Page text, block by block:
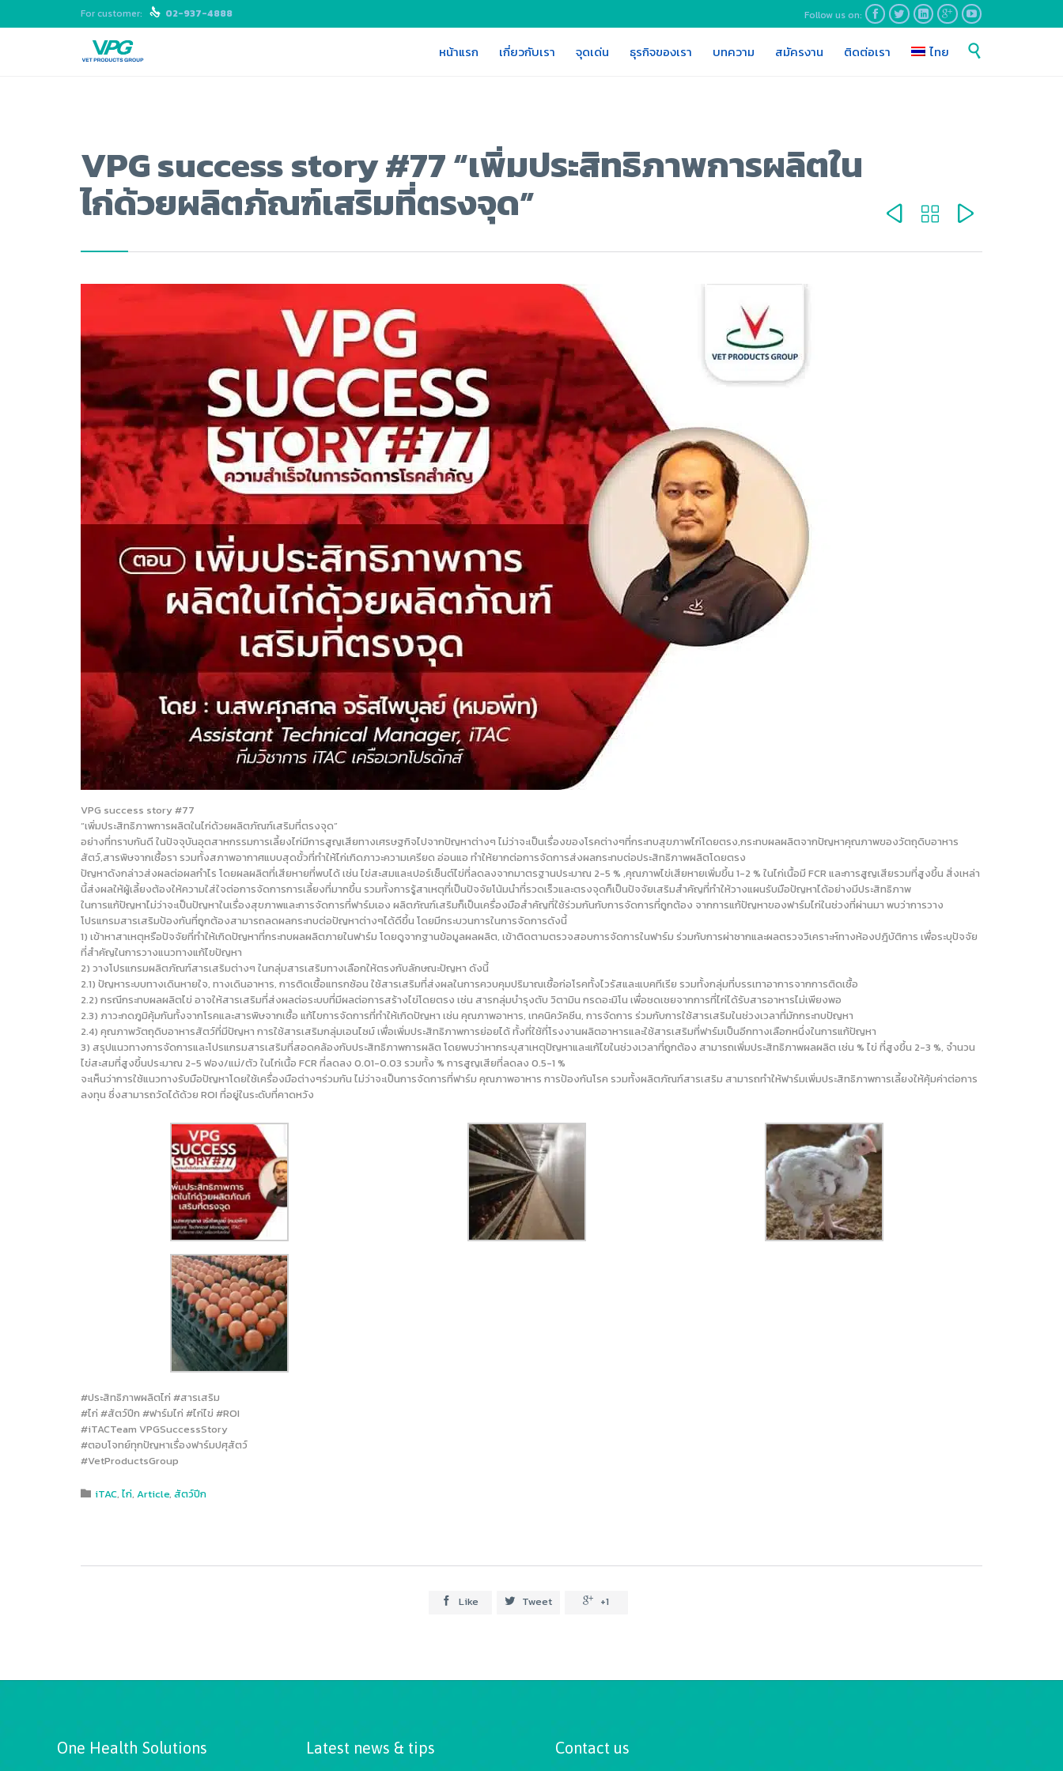
For customer:  02-937-4888 Follow us on:     
Skip
to
หน้าแรก เกี่ยวกับเรา จุดเด่น ธุรกิจของเรา บทความ สมัครงาน ติดต่อเรา ไทย 
VPG success story #77 “เพิ่มประสิทธิภาพการผลิตใน
ไก่ด้วยผลิตภัณฑ์เสริมที่ตรงจุด”   
VPG success story #77
“เพิ่มประสิทธิภาพการผลิตในไก่ด้วยผลิตภัณฑ์เสริมที่ตรงจุด”
อย่างที่ทราบกันดี ในปัจจุบันอุตสาหกรรมการเลี้ยงไก่มีการสูญเสียทางเศรษฐกิจไปจากปัญหาต่างๆ ไม่ว่าจะเป็นเรื่องของโรคต่างๆที่กระทบสุขภาพไก่โดยตรง,กระทบผลผลิตจากปัญหาคุณภาพของวัตถุดิบอาหาร
สัตว์,สารพิษจากเชื้อรา รวมทั้งสภาพอากาศแบบสุดขั้วที่ทำให้ไก่เกิดภาวะความเครียด อ่อนแอ ทำให้ยากต่อการจัดการส่งผลกระทบต่อประสิทธิภาพผลิตโดยตรง
ปัญหาดังกล่าวส่งผลต่อผลกำไร โดยผลผลิตที่เสียหายที่พบได้ เช่น ไข่สะสมและเปอร์เซ็นต์ไข่ที่ลดลงจากมาตรฐานประมาณ 2-5 % ,คุณภาพไข่เสียหายเพิ่มขึ้น 1-2 % ในไก่เนื้อมี FCR และการสูญเสียรวมที่สูงขึ้น สิ่งเหล่า
นี้ส่งผลให้ผู้เลี้ยงต้องให้ความใส่ใจต่อการจัดการการเลี้ยงที่มากขึ้น รวมทั้งการรู้สาเหตุที่เป็นปัจจัยโน้มนำที่รวดเร็วและตรงจุดก็เป็นปัจจัยเสริมสำคัญที่ทำให้วางแผนรับมือปัญหาได้อย่างมีประสิทธิภาพ
ในการแก้ปัญหาไม่ว่าจะเป็นปัญหาในเรื่องสุขภาพและการจัดการที่ฟาร์มเอง ผลิตภัณฑ์เสริมก็เป็นเครื่องมือสำคัญที่ใช้ร่วมกันกับการจัดการที่ถูกต้อง จากการแก้ปัญหาของฟาร์มไก่ในช่วงที่ผ่านมา พบว่าการวาง
โปรแกรมสารเสริมป้องกันที่ถูกต้องสามารถลดผลกระทบต่อปัญหาต่างๆได้ดีขึ้น โดยมีกระบวนการในการจัดการดังนี้
1) เข้าหาสาเหตุหรือปัจจัยที่ทำให้เกิดปัญหาที่กระทบผลผลิตภายในฟาร์ม โดยดูจากฐานข้อมูลผลผลิต, เข้าติดตามตรวจสอบการจัดการในฟาร์ม ร่วมกับการผ่าซากและผลตรวจวิเคราะห์ทางห้องปฎิบัติการ เพื่อระบุปัจจัย
ที่สำคัญในการวางแนวทางแก้ไขปัญหา
2) วางโปรแกรมผลิตภัณฑ์สารเสริมต่างๆ ในกลุ่มสารเสริมทางเลือกให้ตรงกับลักษณะปัญหา ดังนี้
2.1) ปัญหาระบบทางเดินหายใจ, ทางเดินอาหาร, การติดเชื้อแทรกซ้อน ใช้สารเสริมที่ส่งผลในการควบคุมปริมาณเชื้อก่อโรคทั้งไวรัสและแบคทีเรีย รวมทั้งกลุ่มที่บรรเทาอาการจากการติดเชื้อ
2.2) กรณีกระทบผลผลิตไข่ อาจให้สารเสริมที่ส่งผลต่อระบบที่มีผลต่อการสร้างไข่โดยตรง เช่น สารกลุ่มบำรุงตับ วิตามิน กรดอะมิโน เพื่อชดเชยจากการที่ไก่ได้รับสารอาหารไม่เพียงพอ
2.3) ภาวะกดภูมิคุ้มกันทั้งจากโรคและสารพิษจากเชื้อ แก้ไขการจัดการที่ทำให้เกิดปัญหา เช่น คุณภาพอาหาร, เทคนิควัคซีน, การจัดการ ร่วมกับการใช้สารเสริมในช่วงเวลาที่มักกระทบปัญหา
2.4) คุณภาพวัตถุดิบอาหารสัตว์ที่มีปัญหา การใช้สารเสริมกลุ่มเอนไซม์ เพื่อเพิ่มประสิทธิภาพการย่อยได้ ทั้งที่ใช้ที่โรงงานผลิตอาหารและใช้สารเสริมที่ฟาร์มเป็นอีกทางเลือกหนึ่งในการแก้ปัญหา
3) สรุปแนวทางการจัดการและโปรแกรมสารเสริมที่สอดคล้องกับประสิทธิภาพการผลิต โดยพบว่าหากระบุสาเหตุปัญหาและแก้ไขในช่วงเวลาที่ถูกต้อง สามารถเพิ่มประสิทธิภาพผลผลิต เช่น % ไข่ ที่สูงขึ้น 2-3 %, จำนวน
ไข่สะสมที่สูงขึ้นประมาณ 2-5 ฟอง/แม่/ตัว ในไก่เนื้อ FCR ที่ลดลง 0.01-0.03 รวมทั้ง % การสูญเสียที่ลดลง 0.5-1 %
จะเห็นว่าการใช้แนวทางรับมือปัญหาโดยใช้เครื่องมือต่างๆร่วมกัน ไม่ว่าจะเป็นการจัดการที่ฟาร์ม คุณภาพอาหาร การป้องกันโรค รวมทั้งผลิตภัณฑ์สารเสริม สามารถทำให้ฟาร์มเพิ่มประสิทธิภาพการเลี้ยงให้คุ้มค่าต่อการ
ลงทุน ซึ่งสามารถวัดได้ด้วย ROI ที่อยู่ในระดับที่คาดหวัง
#ประสิทธิภาพผลิตไก่ #สารเสริม
#ไก่ #สัตว์ปีก #ฟาร์มไก่ #ไก่ไข่ #ROI
#iTACTeam VPGSuccessStory
#ตอบโจทย์ทุกปัญหาเรื่องฟาร์มปศุสัตว์
#VetProductsGroup
 Category
iTAC, ไก่, Article, สัตว์ปีก
 Like  Tweet  +1
One Health Solutions Latest news & tips Contact us